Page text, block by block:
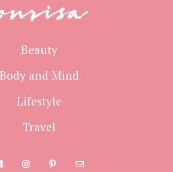
Beauty
Body and Mind
Lifestyle
Travel